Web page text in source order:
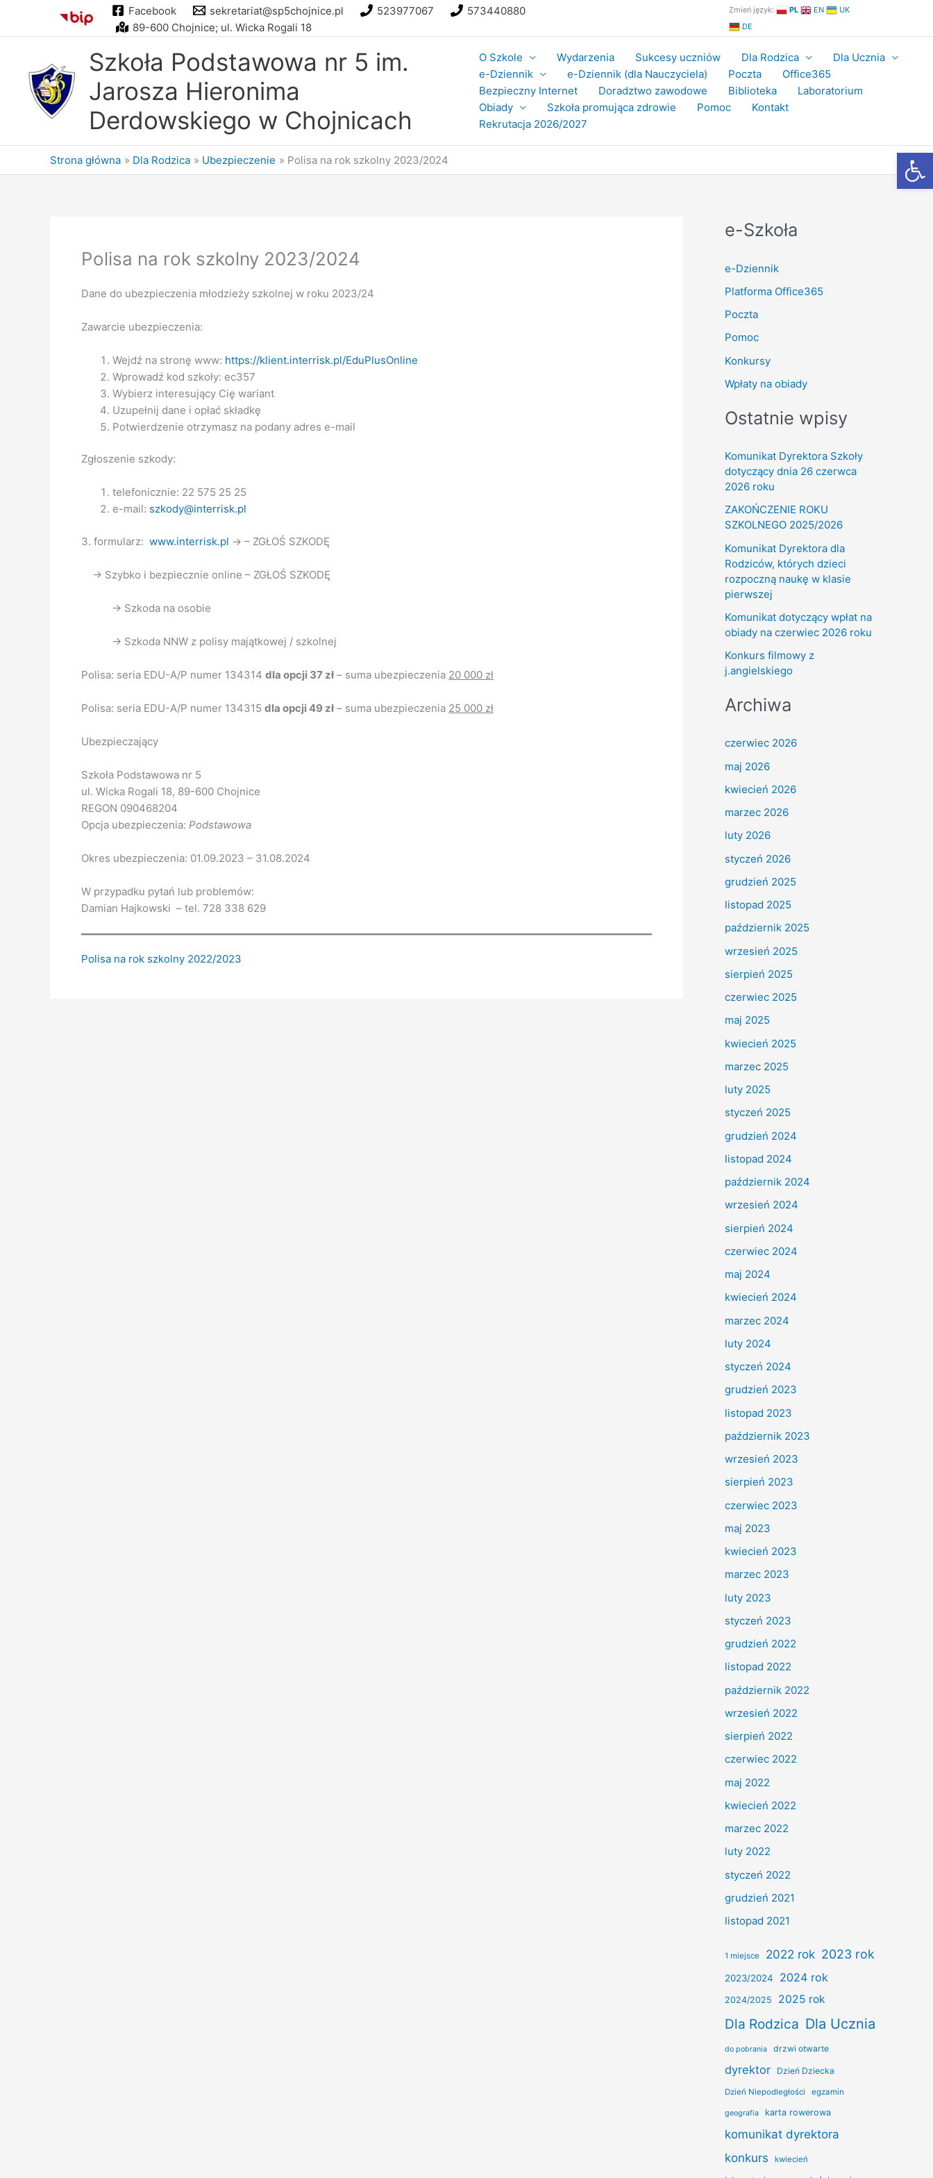
treści
Facebook sekretariat@sp5chojnice.pl 523977067
573440880
89-600 Chojnice; ul. Wicka Rogali 18
Zmień język: PL EN
UK
DE
Szkoła Podstawowa nr 5 im.
Jarosza Hieronima
Derdowskiego w Chojnicach
O Szkole Wydarzenia Sukcesy uczniów Dla Rodzica
Dla Ucznia
e-Dziennik
e-Dziennik (dla Nauczyciela) Poczta
Office365
Bezpieczny Internet
Doradztwo zawodowe Biblioteka
Laboratorium
Obiady
Szkoła promująca zdrowie Pomoc
Kontakt
Rekrutacja 2026/2027
Strona główna Dla Rodzica Ubezpieczenie Polisa na rok szkolny 2023/2024
Polisa na rok szkolny 2023/2024
Dane do ubezpieczenia młodzieży szkolnej w roku 2023/24
Zawarcie ubezpieczenia:
Wejdź na stronę www: https://klient.interrisk.pl/EduPlusOnline
Wprowadź kod szkoły: ec357
Wybierz interesujący Cię wariant
Uzupełnij dane i opłać składkę
Potwierdzenie otrzymasz na podany adres e-mail
Zgłoszenie szkody:
telefonicznie: 22 575 25 25
e-mail: szkody@interrisk.pl
3. formularz: www.interrisk.pl -> – ZGŁOŚ SZKODĘ
-> Szybko i bezpiecznie online – ZGŁOŚ SZKODĘ
-> Szkoda na osobie
-> Szkoda NNW z polisy majątkowej / szkolnej
Polisa: seria EDU-A/P numer 134314 dla opcji 37 zł – suma ubezpieczenia 20 000 zł
Polisa: seria EDU-A/P numer 134315 dla opcji 49 zł – suma ubezpieczenia 25 000 zł
Ubezpieczający
Szkoła Podstawowa nr 5
ul. Wicka Rogali 18, 89-600 Chojnice
REGON 090468204
Opcja ubezpieczenia: Podstawowa
Okres ubezpieczenia: 01.09.2023 – 31.08.2024
W przypadku pytań lub problemów:
Damian Hajkowski – tel. 728 338 629
Polisa na rok szkolny 2022/2023
e-Szkoła
e-Dziennik
Platforma Office365
Poczta
Pomoc
Konkursy
Wpłaty na obiady
Ostatnie wpisy
Komunikat Dyrektora Szkoły
dotyczący dnia 26 czerwca
2026 roku
ZAKOŃCZENIE ROKU
SZKOLNEGO 2025/2026
Komunikat Dyrektora dla
Rodziców, których dzieci
rozpoczną naukę w klasie
pierwszej
Komunikat dotyczący wpłat na
obiady na czerwiec 2026 roku
Konkurs filmowy z
j.angielskiego
Archiwa
czerwiec 2026
maj 2026
kwiecień 2026
marzec 2026
luty 2026
styczeń 2026
grudzień 2025
listopad 2025
październik 2025
wrzesień 2025
sierpień 2025
czerwiec 2025
maj 2025
kwiecień 2025
marzec 2025
luty 2025
styczeń 2025
grudzień 2024
listopad 2024
październik 2024
wrzesień 2024
sierpień 2024
czerwiec 2024
maj 2024
kwiecień 2024
marzec 2024
luty 2024
styczeń 2024
grudzień 2023
listopad 2023
październik 2023
wrzesień 2023
sierpień 2023
czerwiec 2023
maj 2023
kwiecień 2023
marzec 2023
luty 2023
styczeń 2023
grudzień 2022
listopad 2022
październik 2022
wrzesień 2022
sierpień 2022
czerwiec 2022
maj 2022
kwiecień 2022
marzec 2022
luty 2022
styczeń 2022
grudzień 2021
listopad 2021
1 miejsce 2022 rok 2023 rok
2023/2024 2024 rok
2024/2025 2025 rok
Dla Rodzica Dla Ucznia
do pobrania drzwi otwarte
dyrektor Dzień Dziecka
Dzień Niepodległości egzamin
geografia karta rowerowa
komunikat dyrektora
konkurs kwiecień